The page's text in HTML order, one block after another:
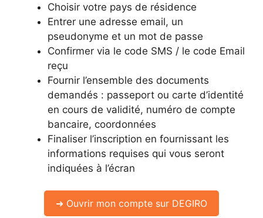
Choisir votre pays de résidence
Entrer une adresse email, un
pseudonyme et un mot de passe
Confirmer via le code SMS / le code Email
reçu
Fournir l’ensemble des documents
demandés : passeport ou carte d’identité
en cours de validité, numéro de compte
bancaire, coordonnées
Finaliser l’inscription en fournissant les
informations requises qui vous seront
indiquées à l’écran
➜ Ouvrir mon compte sur DEGIRO